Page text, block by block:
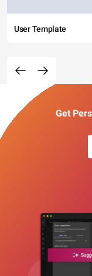
User Template
Get